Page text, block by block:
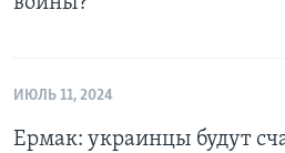
ИЮЛЬ 11, 2024
Ермак: украинцы будут